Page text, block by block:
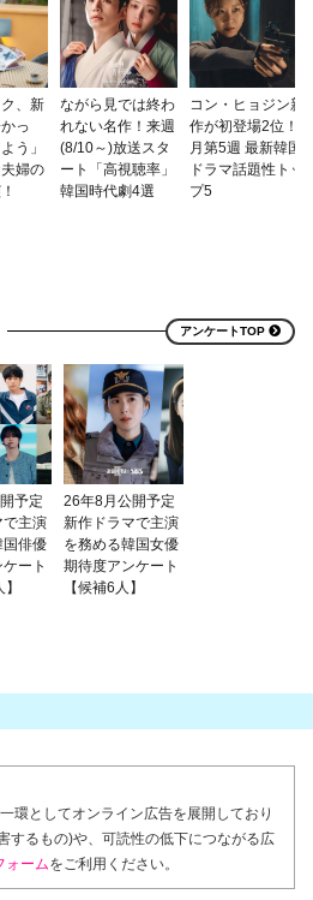
、新
っ
う」
婦の
ながら見では終わ
れない名作！来週
(8/10～)放送スタ
ート「高視聴率」
韓国時代劇4選
コン・ヒョジン新
作が初登場2位！7
月第5週 最新韓国
ドラマ話題性トッ
プ5
アンケートTOP
予定
で主演
国俳優
ート
26年8月公開予定
新作ドラマで主演
を務める韓国女優
期待度アンケート
【候補6人】
環としてオンライン広告を展開しており
するもの)や、可読性の低下につながる広
ォームをご利用ください。